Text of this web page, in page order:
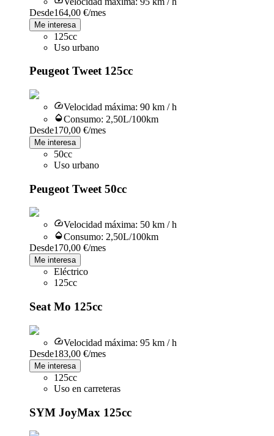
Desde164,00 €/mes
Me interesa
125cc
Uso urbano
Peugeot Tweet 125cc
Velocidad máxima: 90 km / h
Consumo: 2,50L/100km
Desde170,00 €/mes
Me interesa
50cc
Uso urbano
Peugeot Tweet 50cc
Velocidad máxima: 50 km / h
Consumo: 2,50L/100km
Desde170,00 €/mes
Me interesa
Eléctrico
125cc
Seat Mo 125cc
Velocidad máxima: 95 km / h
Desde183,00 €/mes
Me interesa
125cc
Uso en carreteras
SYM JoyMax 125cc